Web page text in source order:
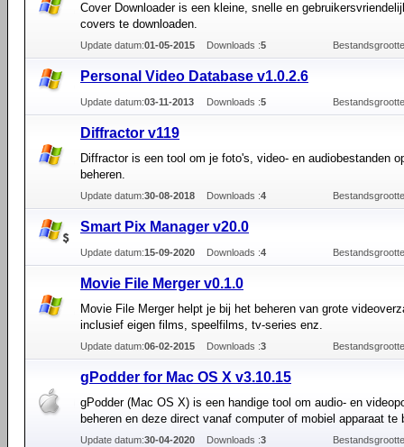
Cover Downloader is een kleine, snelle en
covers te downloaden.
Update datum:01-05-2015 Downloads :5
Personal Video Database v1.0.2.6
Update datum:03-11-2013 Downloads :5
Diffractor v119
Diffractor is een tool om je foto's, video- en audiobestanden
beheren.
Update datum:30-08-2018 Downloads :4
Smart Pix Manager v20.0
Update datum:15-09-2020 Downloads :4
Movie File Merger v0.1.0
Movie File Merger helpt je bij het beheren van grote
inclusief eigen films, speelfilms, tv-series enz.
Update datum:06-02-2015 Downloads :3
gPodder for Mac OS X v3.10.15
gPodder (Mac OS X) is een handige tool om audio- en
beheren en deze direct vanaf computer of mobiel apparaat te
Update datum:30-04-2020 Downloads :3